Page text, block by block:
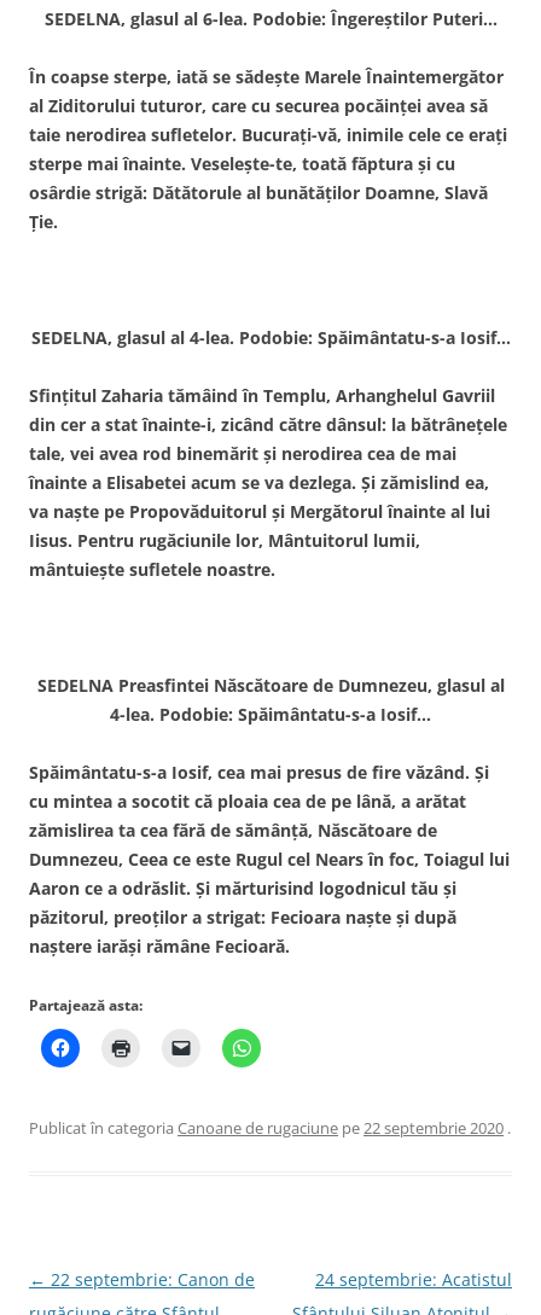
SEDELNA, glasul al 6-lea. Podobie: Îngereştilor Puteri…
În coapse sterpe, iată se sădeşte Marele Înaintemergător
al Ziditorului tuturor, care cu securea pocăinţei avea să
taie nerodirea sufletelor. Bucuraţi-vă, inimile cele ce eraţi
sterpe mai înainte. Veseleşte-te, toată făptura şi cu
osârdie strigă: Dătătorule al bunătăţilor Doamne, Slavă
Ţie.
SEDELNA, glasul al 4-lea. Podobie: Spăimântatu-s-a Iosif…
Sfinţitul Zaharia tămâind în Templu, Arhanghelul Gavriil
din cer a stat înainte-i, zicând către dânsul: la bătrâneţele
tale, vei avea rod binemărit şi nerodirea cea de mai
înainte a Elisabetei acum se va dezlega. Şi zămislind ea,
va naşte pe Propovăduitorul şi Mergătorul înainte al lui
Iisus. Pentru rugăciunile lor, Mântuitorul lumii,
mântuieşte sufletele noastre.
SEDELNA Preasfintei Născătoare de Dumnezeu, glasul al
4-lea. Podobie: Spăimântatu-s-a Iosif…
Spăimântatu-s-a Iosif, cea mai presus de fire văzând. Şi
cu mintea a socotit că ploaia cea de pe lână, a arătat
zămislirea ta cea fără de sămânţă, Născătoare de
Dumnezeu, Ceea ce este Rugul cel Nears în foc, Toiagul lui
Aaron ce a odrăslit. Şi mărturisind logodnicul tău şi
păzitorul, preoţilor a strigat: Fecioara naşte şi după
naştere iarăşi rămâne Fecioară.
Partajează asta:
Publicat în categoria Canoane de rugaciune pe22 septembrie 2020 .
Navigare
← 22 septembrie: Canon de
24 septembrie: Acatistul